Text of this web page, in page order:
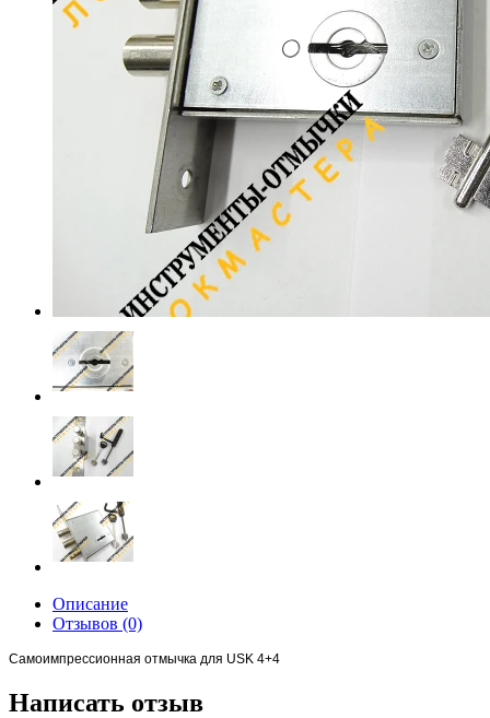
Описание
Отзывов (0)
Самоимпрессионная отмычка для USK 4+4
Написать отзыв